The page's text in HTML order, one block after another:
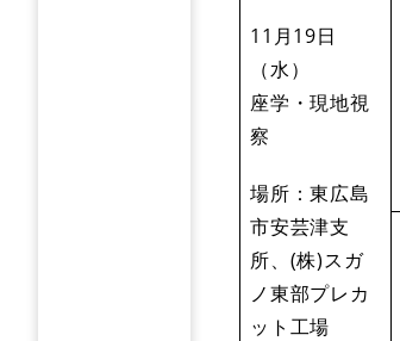
11月19日
（水）
座学・現地視
察
場所：東広島
市安芸津支
所、(株)スガ
ノ東部プレカ
ット工場